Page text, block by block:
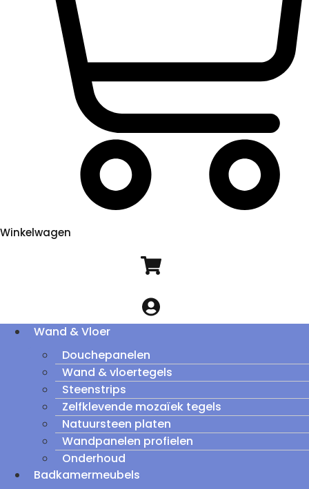
Winkelwagen
Wand & Vloer
Douchepanelen
Wand & vloertegels
Steenstrips
Zelfklevende mozaïek tegels
Natuursteen platen
Wandpanelen profielen
Onderhoud
Badkamermeubels